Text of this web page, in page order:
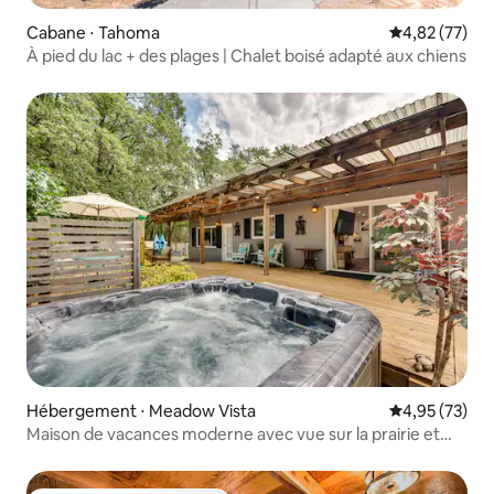
Cabane ⋅ Tahoma Évaluation
4,82 (77)
À pied du lac + des plages | Chalet boisé adapté aux chiens
Hébergement ⋅ Meadow Vista Évaluation
4,95 (73)
Maison de vacances moderne avec vue sur la prairie et